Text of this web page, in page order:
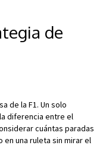
de
de la F1. Un solo
diferencia entre el
cuántas paradas
en una ruleta sin mirar el